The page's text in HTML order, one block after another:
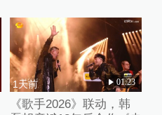
1天前 01:23
《歌手2026》联动，韩